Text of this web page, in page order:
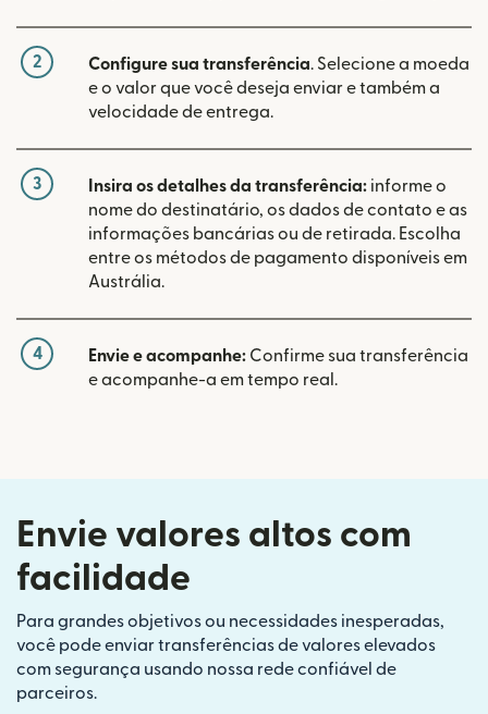
2 Configure sua transferência. Selecione a moeda
e o valor que você deseja enviar e também a
velocidade de entrega.
3 Insira os detalhes da transferência: informe o
nome do destinatário, os dados de contato e as
informações bancárias ou de retirada. Escolha
entre os métodos de pagamento disponíveis em
Austrália.
4 Envie e acompanhe: Confirme sua transferência
e acompanhe-a em tempo real.
Envie valores altos com
facilidade
Para grandes objetivos ou necessidades inesperadas,
você pode enviar transferências de valores elevados
com segurança usando nossa rede confiável de
parceiros.